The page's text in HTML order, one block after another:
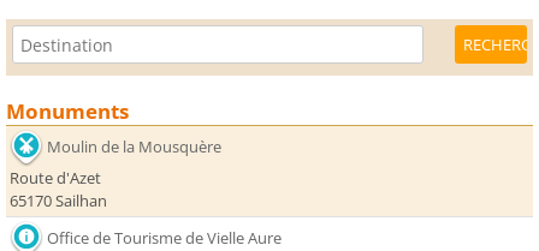
Monuments
Moulin de la Mousquère
Route d'Azet
65170 Sailhan
Office de Tourisme de Vielle Aure